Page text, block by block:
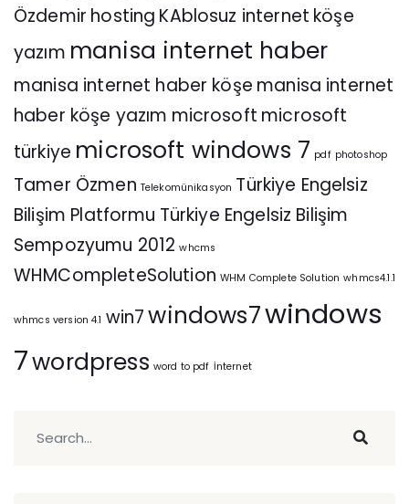
Özdemir hosting KAblosuz internet köşe
yazım manisa internet haber
manisa internet haber köşe manisa internet
haber köşe yazım microsoft microsoft
türkiye microsoft windows 7 pdf photoshop
Tamer Özmen Telekomünikasyon Türkiye Engelsiz
Bilişim Platformu Türkiye Engelsiz Bilişim
Sempozyumu 2012 whcms
WHMCompleteSolution WHM Complete Solution whmcs4.1.1
whmcs version 4.1 win7 windows7windows
7wordpress word to pdf İnternet